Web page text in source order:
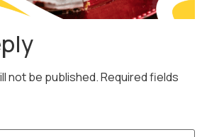
not be published.Required fields